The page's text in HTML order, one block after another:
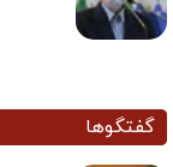
گفتگوها